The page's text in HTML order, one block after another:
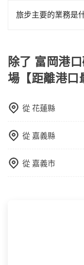
地點與你的上下車
賠償就事大了。千
是禁止大客車通行
台確認。
時設置加點停留，
旅步主要的業務是
格試算，價格清楚
除了 富岡港
場【距離港
從花蓮縣
從 嘉義縣
從 嘉義市